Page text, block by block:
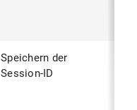
Speichern der
Session-ID